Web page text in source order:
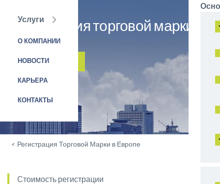
Услуги
О КОМПАНИИ
НОВОСТИ
КАРЬЕРА
КОНТАКТЫ
Регистрация торговой марки в
Швеции
ЗАЯВКА НА УСЛУГУ
< Регистрация Торговой Марки в Европе
Стоимость регистрации